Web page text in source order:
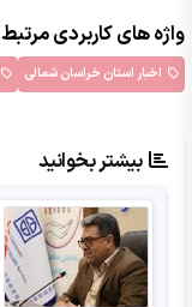
واژه های کاربردی مرتبط
اخبار استان خراسان شمالی
بیشتر بخوانید